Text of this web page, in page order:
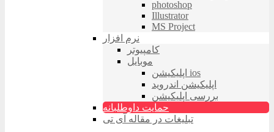
photoshop
Illustrator
MS Project
نرم افزار
کامپیوتر
موبایل
اپلیکیشن ios
اپلیکیشن اندروید
بررسی اپلیکیشن
حمایت داوطلبانه
تبلیغات در مقاله آی تی